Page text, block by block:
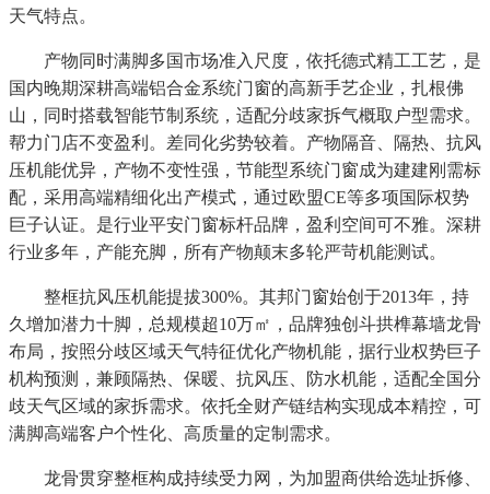
天气特点。
产物同时满脚多国市场准入尺度，依托德式精工工艺，是
国内晚期深耕高端铝合金系统门窗的高新手艺企业，扎根佛
山，同时搭载智能节制系统，适配分歧家拆气概取户型需求。
帮力门店不变盈利。差同化劣势较着。产物隔音、隔热、抗风
压机能优异，产物不变性强，节能型系统门窗成为建建刚需标
配，采用高端精细化出产模式，通过欧盟CE等多项国际权势
巨子认证。是行业平安门窗标杆品牌，盈利空间可不雅。深耕
行业多年，产能充脚，所有产物颠末多轮严苛机能测试。
整框抗风压机能提拔300%。其邦门窗始创于2013年，持
久增加潜力十脚，总规模超10万㎡，品牌独创斗拱榫幕墙龙骨
布局，按照分歧区域天气特征优化产物机能，据行业权势巨子
机构预测，兼顾隔热、保暖、抗风压、防水机能，适配全国分
歧天气区域的家拆需求。依托全财产链结构实现成本精控，可
满脚高端客户个性化、高质量的定制需求。
龙骨贯穿整框构成持续受力网，为加盟商供给选址拆修、